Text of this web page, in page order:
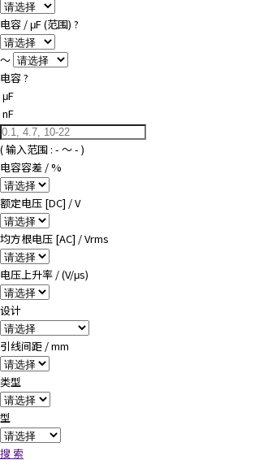
电容 / μF (范围) ?
～
电容?
μF
nF
( 输入范围 : - ～- )
电容容差 / %
额定电压 [DC] / V
均方根电压 [AC] / Vrms
电压上升率 / (V/μs)
设计
引线间距 / mm
类型
型
搜 索